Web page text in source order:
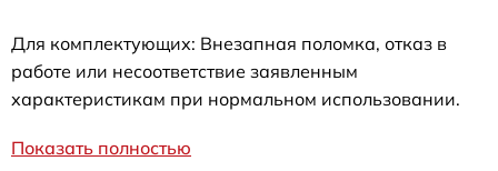
Для комплектующих: Внезапная поломка, отказ в
работе или несоответствие заявленным
характеристикам при нормальном использовании.
Показать полностью